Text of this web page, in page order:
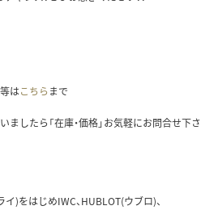
はこちら まで
ましたら「在庫・価格」お気軽にお問合せ下さ
)をはじめIWC、HUBLOT(ウブロ)、